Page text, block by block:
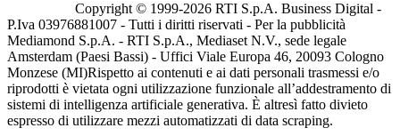
Copyright © 1999-2026 RTI S.p.A. Business Digital -
P.Iva 03976881007 - Tutti i diritti riservati - Per la pubblicità
Mediamond S.p.A. - RTI S.p.A., Mediaset N.V., sede legale
Amsterdam (Paesi Bassi) - Uffici Viale Europa 46, 20093 Cologno
Monzese (MI)Rispetto ai contenuti e ai dati personali trasmessi e/o
riprodotti è vietata ogni utilizzazione funzionale all’addestramento di
sistemi di intelligenza artificiale generativa. È altresì fatto divieto
espresso di utilizzare mezzi automatizzati di data scraping.